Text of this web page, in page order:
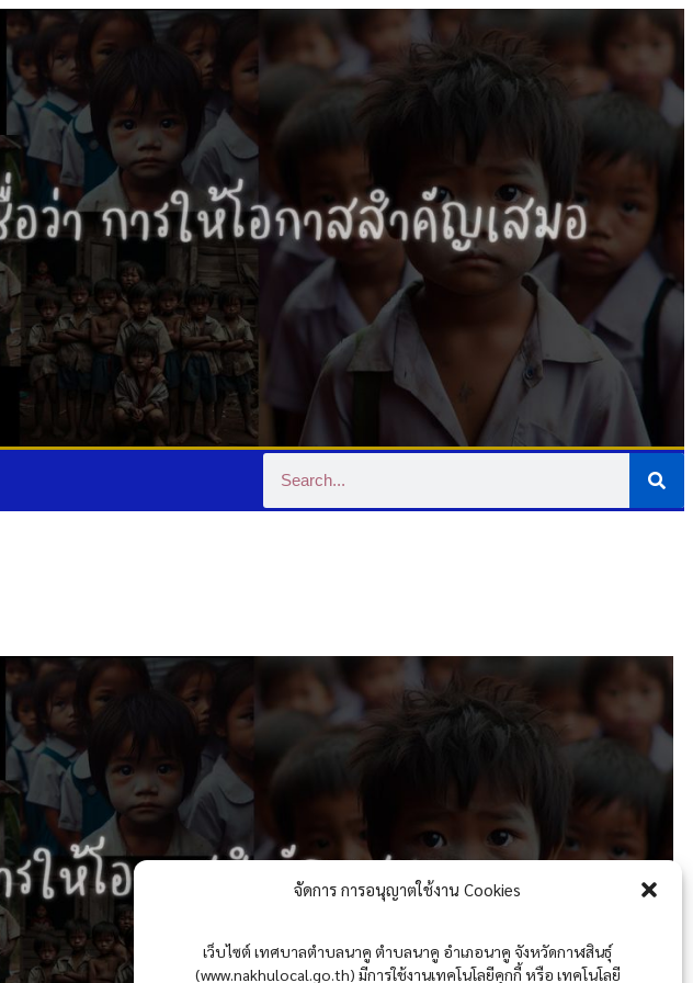
จัดการ การอนุญาตใช้งาน Cookies
เว็บไซต์ เทศบาลตำบลนาคู ตำบลนาคู อำเภอนาคู จังหวัดกาฬสินธุ์
(www.nakhulocal.go.th) มีการใช้งานเทคโนโลยีคุกกี้ หรือ เทคโนโลยี